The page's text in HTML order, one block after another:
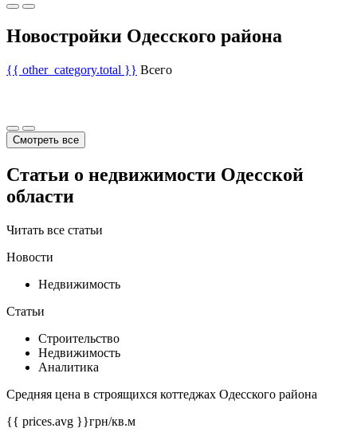
Новостройки Одесского района
{{ other_category.total }} Всего
Смотреть все
Статьи о недвижимости Одесской
области
Читать все статьи
Новости
Недвижимость
Статьи
Строительство
Недвижимость
Аналитика
Средняя цена в строящихся коттеджах Одесского района
{{ prices.avg }}грн/кв.м